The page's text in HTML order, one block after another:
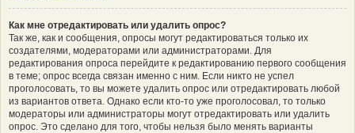
Как мне отредактировать или удалить опрос?
Так же, как и сообщения, опросы могут редактироваться только их
создателями, модераторами или администраторами. Для
редактирования опроса перейдите к редактированию первого сообщения
в теме; опрос всегда связан именно с ним. Если никто не успел
проголосовать, то вы можете удалить опрос или отредактировать любой
из вариантов ответа. Однако если кто-то уже проголосовал, то только
модераторы или администраторы могут отредактировать или удалить
опрос. Это сделано для того, чтобы нельзя было менять варианты